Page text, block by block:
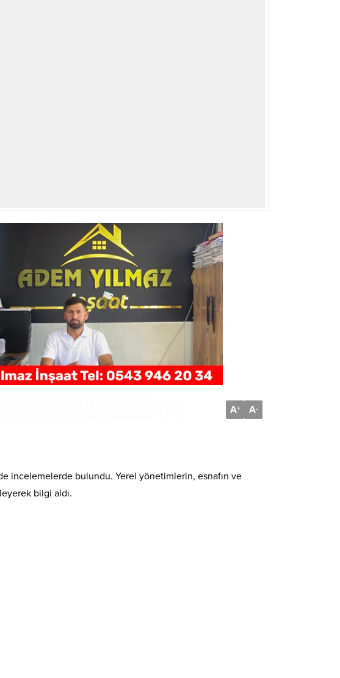
A+ A-
incelemelerde bulundu. Yerel yönetimlerin, esnafın ve
bilgi aldı.